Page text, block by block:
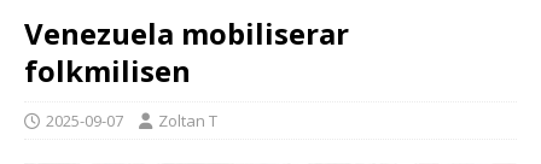
Venezuela mobiliserar
folkmilisen
2025-09-07 Zoltan T